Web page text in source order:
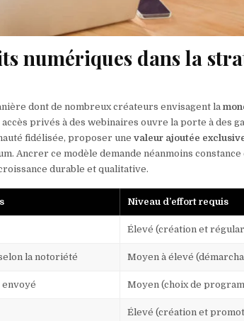
numériques dans la
dont de nombreux créateurs envisagent la
privés à des webinaires ouvre la porte à des
fidélisée, proposer unevaleur ajoutée
Ancrer ce modèle demande néanmoins
durable et qualitative.
Niveau d’effort requis
Élevé (création et
la notoriété Moyen à élevé
envoyé Moyen (choix de
Élevé (création et